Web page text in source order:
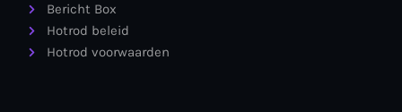
Bericht Box
Hotrod beleid
Hotrod voorwaarden